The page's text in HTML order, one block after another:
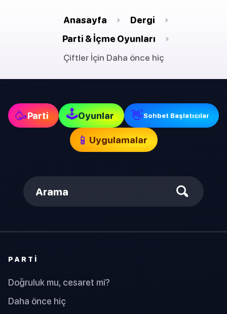
Anasayfa
Dergi
Parti & İçme Oyunları
Çiftler İçin Daha önce hiç
🥳Parti 🕹Oyunlar 👋Sohbet Başlatıcılar
📱 Uygulamalar
Arama
PARTI
Doğruluk mu, cesaret mi?
Daha önce hiç